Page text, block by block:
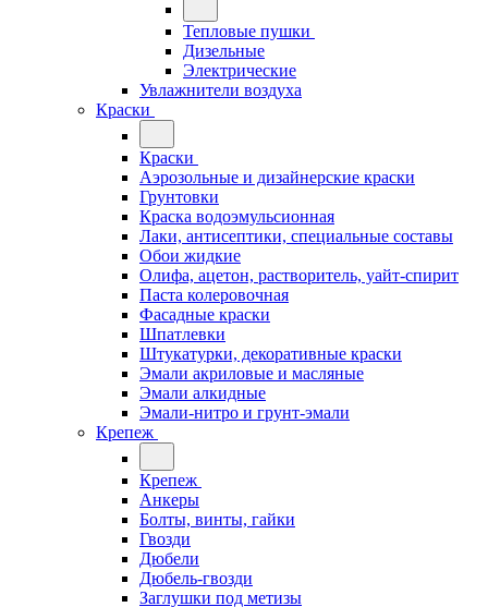
Тепловые пушки
Дизельные
Электрические
Увлажнители воздуха
Краски
Краски
Аэрозольные и дизайнерские краски
Грунтовки
Краска водоэмульсионная
Лаки, антисептики, специальные составы
Обои жидкие
Олифа, ацетон, растворитель, уайт-спирит
Паста колеровочная
Фасадные краски
Шпатлевки
Штукатурки, декоративные краски
Эмали акриловые и масляные
Эмали алкидные
Эмали-нитро и грунт-эмали
Крепеж
Крепеж
Анкеры
Болты, винты, гайки
Гвозди
Дюбели
Дюбель-гвозди
Заглушки под метизы